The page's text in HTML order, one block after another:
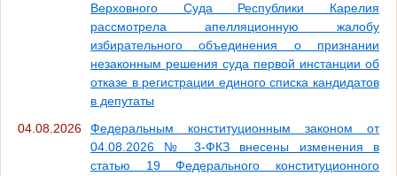
Верховного Суда Республики Карелия
рассмотрела апелляционную жалобу
избирательного объединения о признании
незаконным решения суда первой инстанции об
отказе в регистрации единого списка кандидатов
в депутаты
04.08.2026
Федеральным конституционным законом от
04.08.2026 № 3-ФКЗ внесены изменения в
статью 19 Федерального конституционного